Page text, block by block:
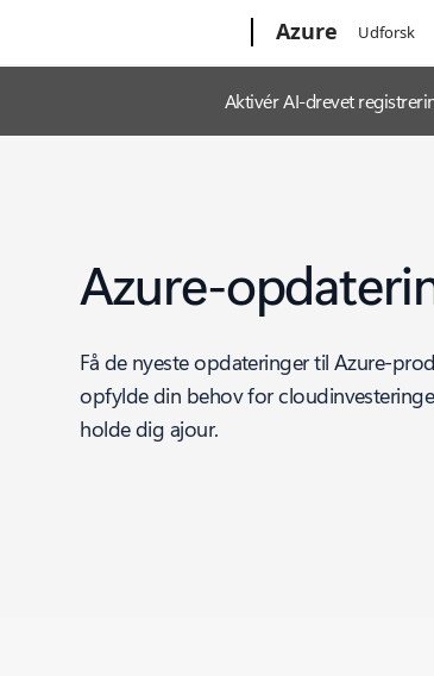
Azure Udforsk
Aktivér AI-drevet
Azure-
Få de nyeste opdateringer til Azure-
opfylde din behov for
holde dig ajour.